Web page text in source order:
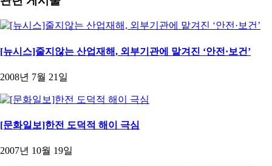
[뉴시스]줄지않는 산업재해, 외부기관에 맡겨진 ‘안전·보건’
2008년 7월 21일
[문화일보]한전 도덕적 해이 극심
2007년 10월 19일